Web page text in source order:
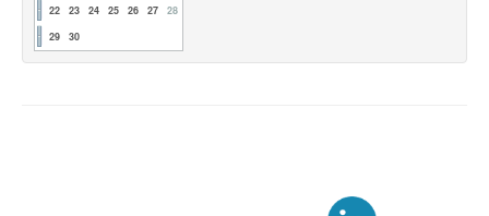
22
23 24 25 26 27
28
29
30